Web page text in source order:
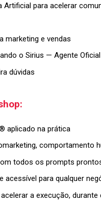
Artificial para acelerar
marketing e vendas
o Sirius — Agente
dúvidas
aplicado na prática
comportamento
todos os prompts
acessível para qualquer
a execução,